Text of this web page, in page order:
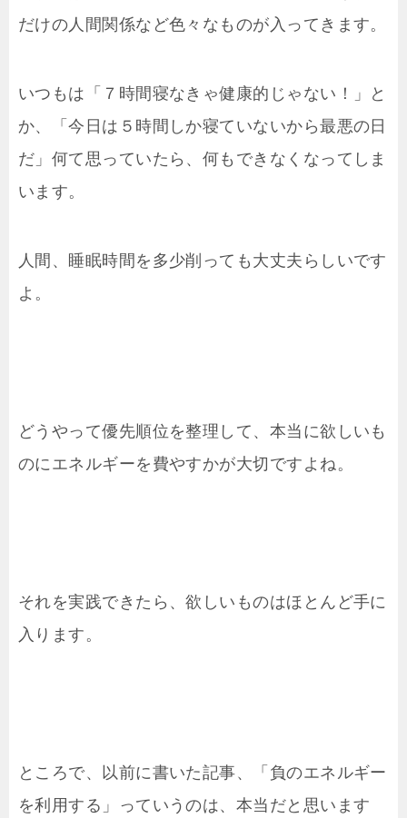
だけの人間関係など色々なものが入ってきます。
いつもは「７時間寝なきゃ健康的じゃない！」と
か、「今日は５時間しか寝ていないから最悪の日
だ」何て思っていたら、何もできなくなってしま
います。
人間、睡眠時間を多少削っても大丈夫らしいです
よ。
どうやって優先順位を整理して、本当に欲しいも
のにエネルギーを費やすかが大切ですよね。
それを実践できたら、欲しいものはほとんど手に
入ります。
ところで、以前に書いた記事、「負のエネルギー
を利用する」っていうのは、本当だと思います